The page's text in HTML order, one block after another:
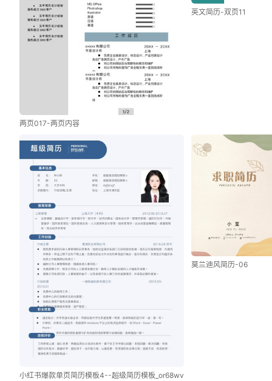
两页017-两页内容
英文简历-双页11
小红书爆款单页简历模板4--超级简历模板_or68wv
莫兰迪风简历-06